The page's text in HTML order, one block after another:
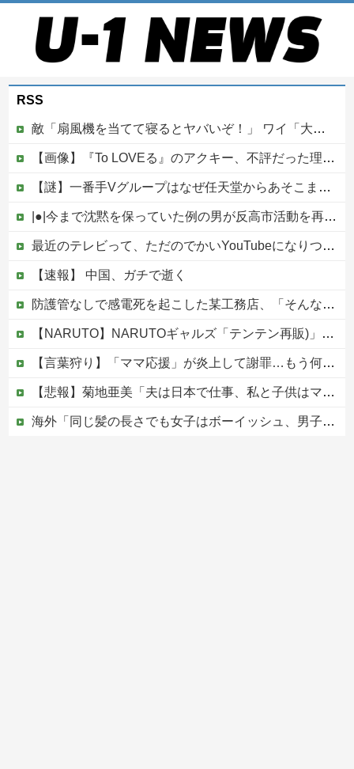
RSS
敵「扇風機を当てて寝るとヤバいぞ！」 ワイ「大丈夫やろｗｗｗ」扇風機ポチー
【画像】『To LOVEる』のアクキー、不評だった理由が明確すぎる
【謎】一番手Vグループはなぜ任天堂からあそこまで寵愛されるんだ？
|●|今まで沈黙を保っていた例の男が反高市活動を再開した模様、財務省を手を組んでの返り咲きが狙いか？
最近のテレビって、ただのでかいYouTubeになりつつあるよな他
【速報】 中国、ガチで逝く
防護管なしで感電死を起こした某工務店、「そんな危険な現場お断りしますわ!と断って正解やったわ」と業者が業界事情を告白
【NARUTO】NARUTOギャルズ「テンテン再販)」フィギュア【明日予約開始】
【言葉狩り】「ママ応援」が炎上して謝罪…もう何も言えない
【悲報】菊地亜美「夫は日本で仕事、私と子供はマレーシア、夫は毎月会いに来る」←これどう思う？
海外「同じ髪の長さでも女子はボーイッシュ、男子は女っぽい扱いになる」呼び名が逆転する境界線あるある…？